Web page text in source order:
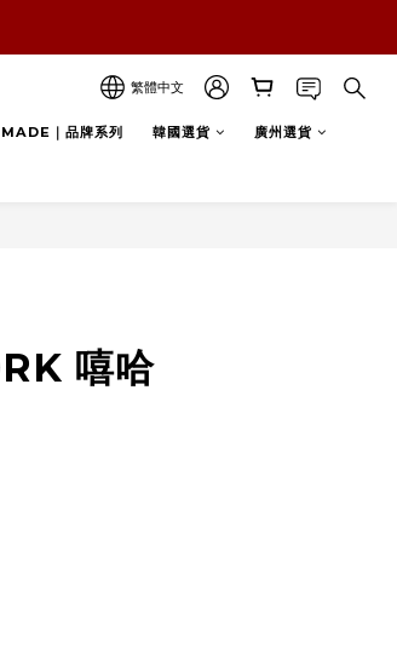
繁體中文
｜品牌系列 韓國選貨 廣州選貨
嘻哈